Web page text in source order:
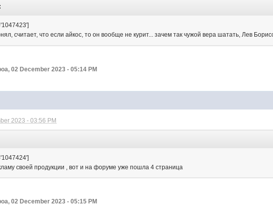
считает, что если айкос, то он вообще не курит... зачем так чужой вера шатать, Лев
02 December 2023 - 05:14 PM
2023 - 03:56 PM
своей продукции , вот и на форуме уже пошла 4 страница
02 December 2023 - 05:15 PM